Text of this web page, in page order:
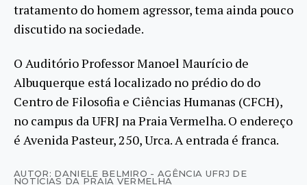
tratamento do homem agressor, tema ainda pouco
discutido na sociedade.
O Auditório Professor Manoel Maurício de
Albuquerque está localizado no prédio do do
Centro de Filosofia e Ciências Humanas (CFCH),
no campus da UFRJ na Praia Vermelha. O endereço
é Avenida Pasteur, 250, Urca. A entrada é franca.
AUTOR: DANIELE BELMIRO - AGÊNCIA UFRJ DE
NOTÍCIAS DA PRAIA VERMELHA